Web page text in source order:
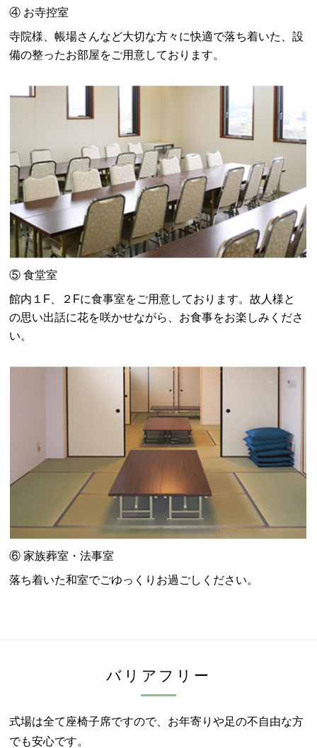
④ お寺控室
寺院様、帳場さんなど大切な方々に快適で落ち着いた、設
備の整ったお部屋をご用意しております。
⑤ 食堂室
館内１F、２Fに食事室をご用意しております。故人様と
の思い出話に花を咲かせながら、お食事をお楽しみくださ
い。
⑥ 家族葬室・法事室
落ち着いた和室でごゆっくりお過ごしください。
バリアフリー
式場は全て座椅子席ですので、お年寄りや足の不自由な方
でも安心です。